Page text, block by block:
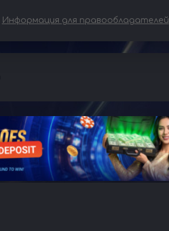
Информация для правообладателей